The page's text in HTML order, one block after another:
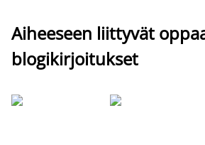
Aiheeseen liittyvät
blogikirjoitukset